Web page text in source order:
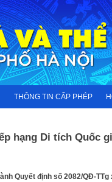
THÔNG TIN CẤP PHÉP
hạng Di tích Quốc
Quyết định số 2082/QĐ-TTg